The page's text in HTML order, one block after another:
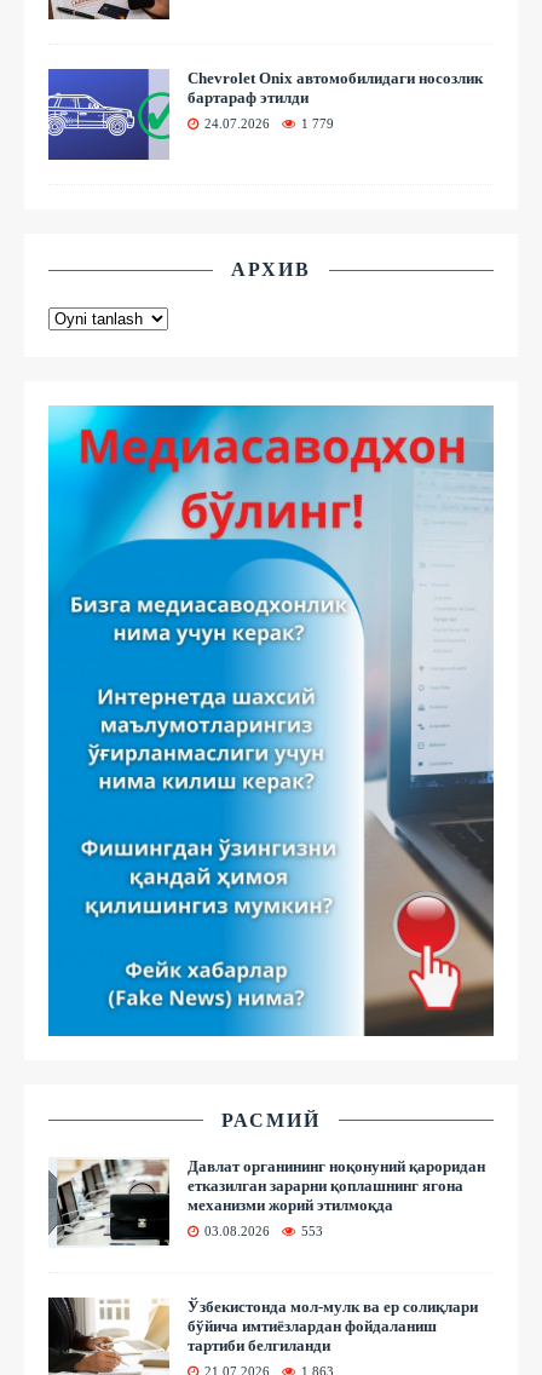
Chevrolet Onix автомобилидаги носозлик
бартараф этилди
24.07.2026 1 779
АРХИВ
РАСМИЙ
Давлат органининг ноқонуний қароридан
етказилган зарарни қоплашнинг ягона
механизми жорий этилмоқда
03.08.2026 553
Ўзбекистонда мол-мулк ва ер солиқлари
бўйича имтиёзлардан фойдаланиш
тартиби белгиланди
21.07.2026 1 863